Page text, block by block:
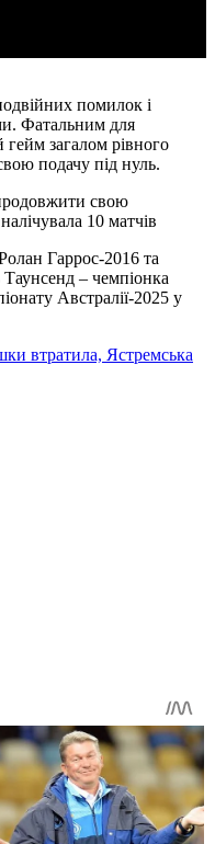
помилок і
Фатальним для
гейм загалом рівного
подачу під нуль.
свою
10 матчів
Гаррос-2016 та
– чемпіонка
Австралії-2025 у
втратила, Ястремська